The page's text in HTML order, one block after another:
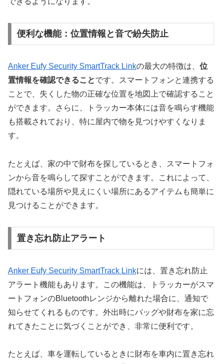
便利な機能：位置情報と音で紛失防止
Anker Eufy Security SmartTrack Linkの最大の特徴は、 位
置情報を確認できることです。スマートフォンと連携する
ことで、失くした物の正確な位置を地図上で確認すること
ができます。さらに、トラッカー本体には音を鳴らす機能
も搭載されており、特に屋内で物を見つけやすくなりま
す。
たとえば、家の中で財布を探しているとき、スマートフォ
ンから音を鳴らして探すことができます。これによって、
隠れている場所や見えにくい場所にあるアイテムも簡単に
見つけることができます。
置き忘れ防止アラート
Anker Eufy Security SmartTrack Linkには、置き忘れ防止
アラート機能もあります。この機能は、トラッカーがスマ
ートフォンのBluetoothレンジから離れた場合に、通知で
知らせてくれるものです。外出時にバッグや財布を家に忘
れてきたことに気づくことができ、非常に便利です。
たとえば、車を運転しているときに財布を車内に置き忘れ